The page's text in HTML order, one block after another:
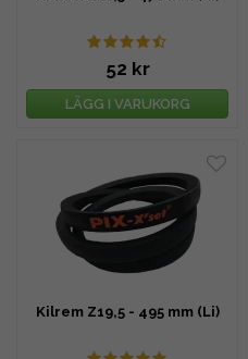
52 kr
LÄGG I VARUKORG
Kilrem Z19,5 - 495 mm (Li)